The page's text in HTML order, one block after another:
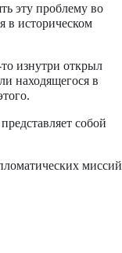
эту проблему во
в историческом
изнутри открыл
находящегося в
собой
миссий